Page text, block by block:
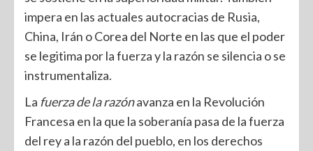
impera en las actuales autocracias de Rusia,
China, Irán o Corea del Norte en las que el poder
se legitima por la fuerza y la razón se silencia o se
instrumentaliza.
La fuerza de la razónavanza en la Revolución
Francesa en la que la soberanía pasa de la fuerza
del rey a la razón del pueblo, en los derechos